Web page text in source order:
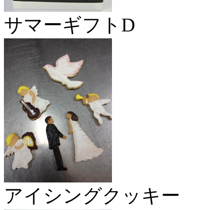
サマーギフトD
アイシングクッキー